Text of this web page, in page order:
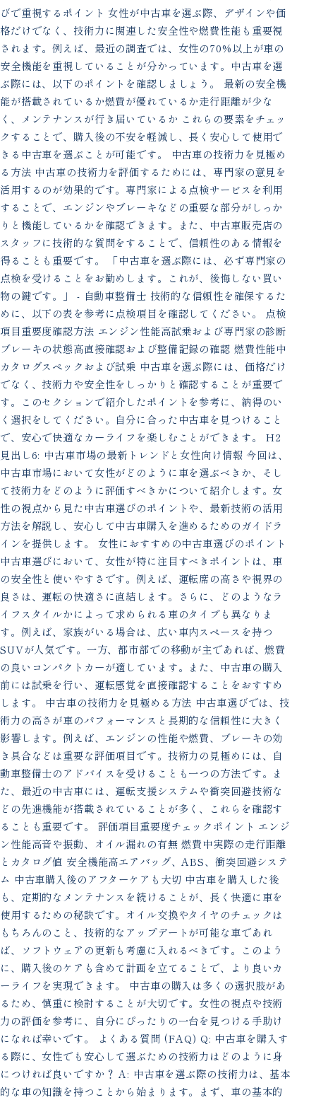
びで重視するポイント 女性が中古車を選ぶ際、デザインや価
格だけでなく、技術力に関連した安全性や燃費性能も重要視
されます。例えば、最近の調査では、女性の70%以上が車の
安全機能を重視していることが分かっています。中古車を選
ぶ際には、以下のポイントを確認しましょう。 最新の安全機
能が搭載されているか燃費が優れているか走行距離が少な
く、メンテナンスが行き届いているか これらの要素をチェッ
クすることで、購入後の不安を軽減し、長く安心して使用で
きる中古車を選ぶことが可能です。 中古車の技術力を見極め
る方法 中古車の技術力を評価するためには、専門家の意見を
活用するのが効果的です。専門家による点検サービスを利用
することで、エンジンやブレーキなどの重要な部分がしっか
りと機能しているかを確認できます。また、中古車販売店の
スタッフに技術的な質問をすることで、信頼性のある情報を
得ることも重要です。 「中古車を選ぶ際には、必ず専門家の
点検を受けることをお勧めします。これが、後悔しない買い
物の鍵です。」 - 自動車整備士 技術的な信頼性を確保するた
めに、以下の表を参考に点検項目を確認してください。 点検
項目重要度確認方法 エンジン性能高試乗および専門家の診断
ブレーキの状態高直接確認および整備記録の確認 燃費性能中
カタログスペックおよび試乗 中古車を選ぶ際には、価格だけ
でなく、技術力や安全性をしっかりと確認することが重要で
す。このセクションで紹介したポイントを参考に、納得のい
く選択をしてください。自分に合った中古車を見つけること
で、安心で快適なカーライフを楽しむことができます。 H2
見出し6: 中古車市場の最新トレンドと女性向け情報 今回は、
中古車市場において女性がどのように車を選ぶべきか、そし
て技術力をどのように評価すべきかについて紹介します。女
性の視点から見た中古車選びのポイントや、最新技術の活用
方法を解説し、安心して中古車購入を進めるためのガイドラ
インを提供します。 女性におすすめの中古車選びのポイント
中古車選びにおいて、女性が特に注目すべきポイントは、車
の安全性と使いやすさです。例えば、運転席の高さや視界の
良さは、運転の快適さに直結します。さらに、どのようなラ
イフスタイルかによって求められる車のタイプも異なりま
す。例えば、家族がいる場合は、広い車内スペースを持つ
SUVが人気です。一方、都市部での移動が主であれば、燃費
の良いコンパクトカーが適しています。また、中古車の購入
前には試乗を行い、運転感覚を直接確認することをおすすめ
します。 中古車の技術力を見極める方法 中古車選びでは、技
術力の高さが車のパフォーマンスと長期的な信頼性に大きく
影響します。例えば、エンジンの性能や燃費、ブレーキの効
き具合などは重要な評価項目です。技術力の見極めには、自
動車整備士のアドバイスを受けることも一つの方法です。ま
た、最近の中古車には、運転支援システムや衝突回避技術な
どの先進機能が搭載されていることが多く、これらを確認す
ることも重要です。 評価項目重要度チェックポイント エンジ
ン性能高音や振動、オイル漏れの有無 燃費中実際の走行距離
とカタログ値 安全機能高エアバッグ、ABS、衝突回避システ
ム 中古車購入後のアフターケアも大切 中古車を購入した後
も、定期的なメンテナンスを続けることが、長く快適に車を
使用するための秘訣です。オイル交換やタイヤのチェックは
もちろんのこと、技術的なアップデートが可能な車であれ
ば、ソフトウェアの更新も考慮に入れるべきです。このよう
に、購入後のケアも含めて計画を立てることで、より良いカ
ーライフを実現できます。 中古車の購入は多くの選択肢があ
るため、慎重に検討することが大切です。女性の視点や技術
力の評価を参考に、自分にぴったりの一台を見つける手助け
になれば幸いです。 よくある質問 (FAQ) Q: 中古車を購入す
る際に、女性でも安心して選ぶための技術力はどのように身
につければ良いですか？ A: 中古車を選ぶ際の技術力は、基本
的な車の知識を持つことから始まります。まず、車の基本的